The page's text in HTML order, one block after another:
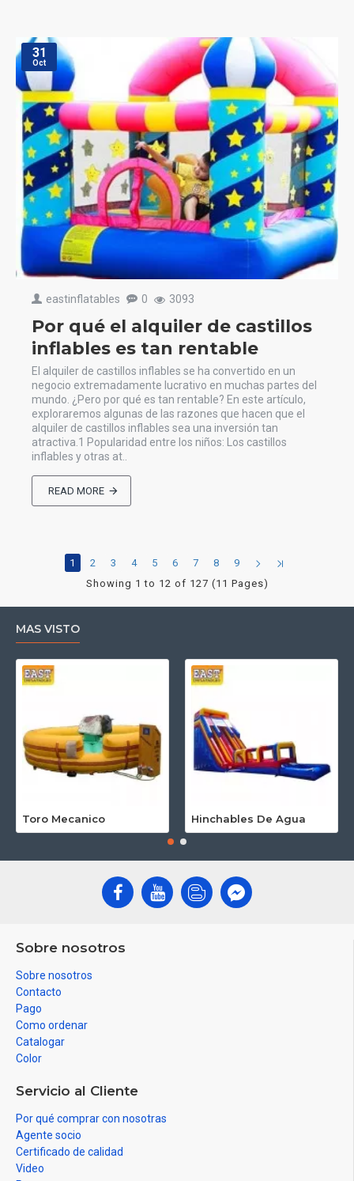
31
Oct
eastinflatables 0 3093
Por qué el alquiler de castillos
inflables es tan rentable
El alquiler de castillos inflables se ha convertido en un
negocio extremadamente lucrativo en muchas partes del
mundo. ¿Pero por qué es tan rentable? En este artículo,
exploraremos algunas de las razones que hacen que el
alquiler de castillos inflables sea una inversión tan
atractiva.1 Popularidad entre los niños: Los castillos
inflables y otras at..
READ MORE
1 2 3 4 5 6 7 8
9
Showing 1 to 12 of 127 (11 Pages)
MAS VISTO
Toro Mecanico Hinchables De Agua
Sobre nosotros
Sobre nosotros
Contacto
Pago
Como ordenar
Catalogar
Color
Servicio al Cliente
Por qué comprar con nosotras
Agente socio
Certificado de calidad
Video